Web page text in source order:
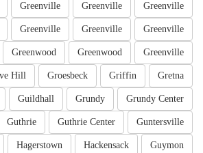
Greenville
Greenville
Greenville
Greenville
Greenville
Greenville
Greenville
Greenwood
Greenwood
Gretna
Griffin
Groesbeck
Hill
Grundy Center
Grundy
Guildhall
Guntersville
Guthrie Center
Guthrie
Guymon
Hackensack
Hagerstown